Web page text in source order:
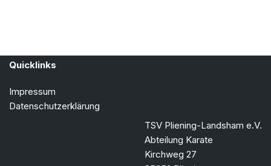
Quicklinks
Impressum
Datenschutzerklärung
TSV Pliening-Landsham e.V.
Abteilung Karate
Kirchweg 27